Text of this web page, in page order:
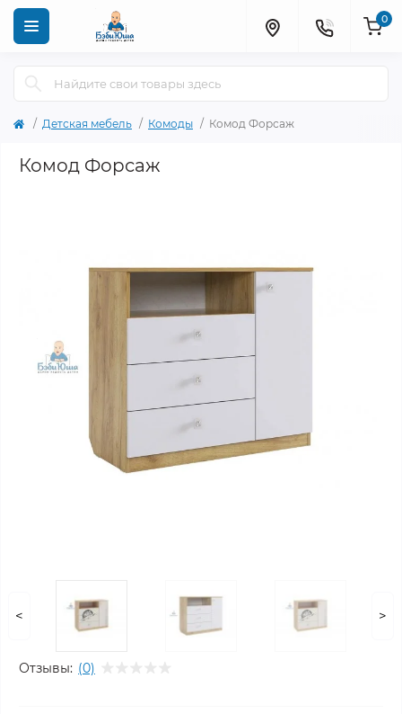
0
Детская мебель Комоды Комод Форсаж
Комод Форсаж
< >
Отзывы: (0)